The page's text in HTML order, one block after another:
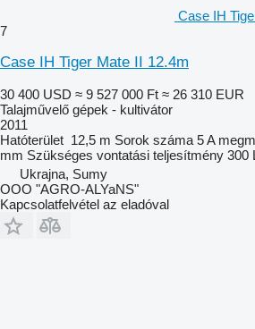
Case IH
7
Case IH Tiger Mate II 12.4m
30 400 USD ≈ 9 527 000 Ft ≈ 26 310 EUR
Talajművelő gépek - kultivátor
2011
Hatóterület 12,5 m Sorok száma 5A
mm Szükséges vontatási teljesítmény 300
Ukrajna, Sumy
OOO "AGRO-ALYaNS"
Kapcsolatfelvétel az eladóval